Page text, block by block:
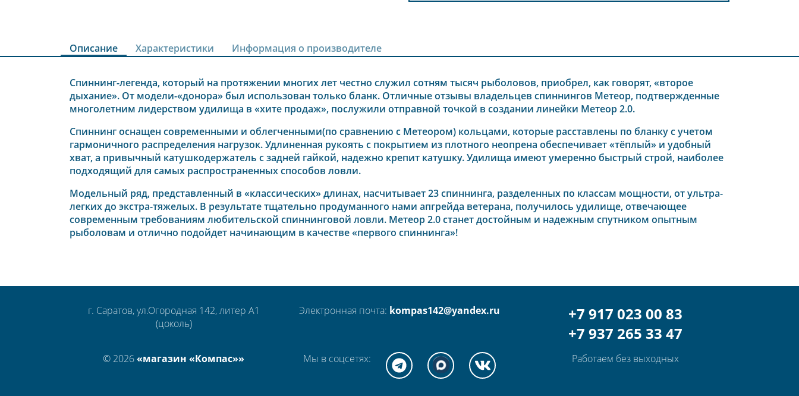
Описание Характеристики Информация о производителе
Спиннинг-легенда, который на протяжении многих лет честно служил сотням тысяч рыболовов, приобрел, как говорят, «второе
дыхание». От модели-«донора» был использован только бланк. Отличные отзывы владельцев спиннингов Метеор, подтвержденные
многолетним лидерством удилища в «хите продаж», послужили отправной точкой в создании линейки Метеор 2.0.
Спиннинг оснащен современными и облегченными(по сравнению с Метеором) кольцами, которые расставлены по бланку с учетом
гармоничного распределения нагрузок. Удлиненная рукоять с покрытием из плотного неопрена обеспечивает «тёплый» и удобный
хват, а привычный катушкодержатель с задней гайкой, надежно крепит катушку. Удилища имеют умеренно быстрый строй, наиболее
подходящий для самых распространенных способов ловли.
Модельный ряд, представленный в «классических» длинах, насчитывает 23 спиннинга, разделенных по классам мощности, от ультра-
легких до экстра-тяжелых. В результате тщательно продуманного нами апгрейда ветерана, получилось удилище, отвечающее
современным требованиям любительской спиннинговой ловли. Метеор 2.0 станет достойным и надежным спутником опытным
рыболовам и отлично подойдет начинающим в качестве «первого спиннинга»!
г. Саратов, ул.Огородная 142, литер А1
(цоколь)
Электронная почта: kompas142@yandex.ru
+7 917 023 00 83
+7 937 265 33 47
© 2026«магазин «Компас»» Мы в соцсетях: Работаем без выходных